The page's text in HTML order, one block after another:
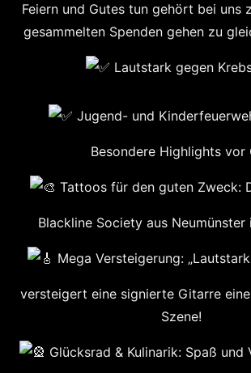
​Feiern und Gutes tun gehört bei uns
gesammelten Spenden gehen zu
Lautstark gegen
Jugend- und
​Besondere Highlights vor
Tattoos für den guten Zweck:
Blackline Society aus
Mega Versteigerung:
versteigert eine signierte Gitarre
Szene!
Glücksrad & Kulinarik: Spaß